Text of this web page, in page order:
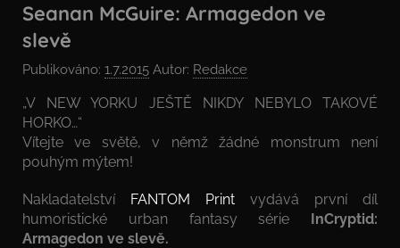
Seanan McGuire: Armagedon ve
slevě
Publikováno: 1.7.2015 Autor: Redakce
„V NEW YORKU JEŠTĚ NIKDY NEBYLO TAKOVÉ
HORKO…“
Vítejte ve světě, v němž žádné monstrum není
pouhým mýtem!
Nakladatelství FANTOM Print vydává první díl
humoristické urban fantasy série InCryptid:
Armagedon ve slevě.